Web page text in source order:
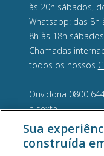
às 20h sábados,
Whatsapp: das 8h
8h às 18h
Chamadas
todos os nossos
Ouvidoria 0800
a sexta.
Sua
construída